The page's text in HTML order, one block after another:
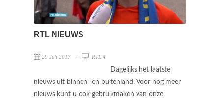
RTL NIEUWS
29 Juli 2017 RTL 4
Dagelijks het laatste
nieuws uit binnen- en buitenland. Voor nog meer
nieuws kunt u ook gebruikmaken van onze